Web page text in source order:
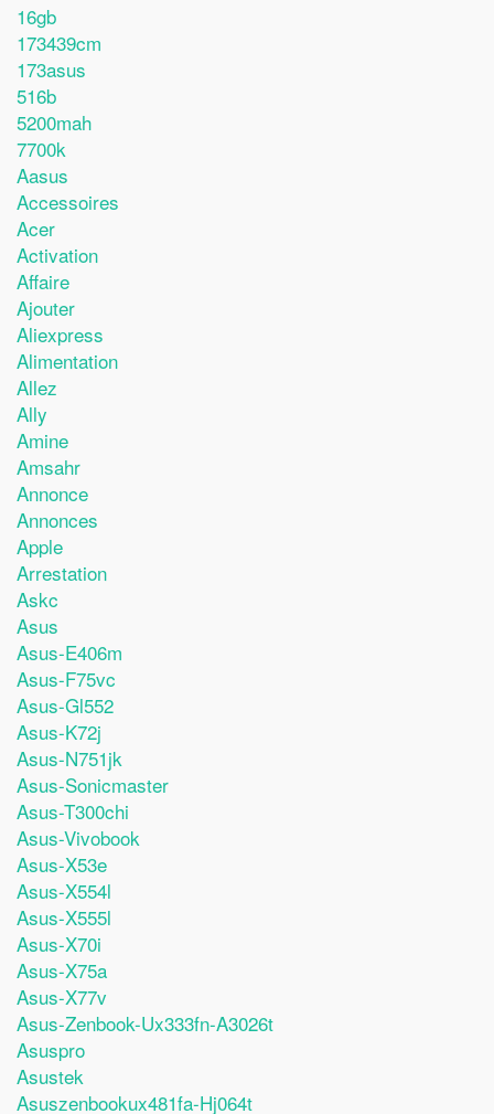
16gb
173439cm
173asus
516b
5200mah
7700k
Aasus
Accessoires
Acer
Activation
Affaire
Ajouter
Aliexpress
Alimentation
Allez
Ally
Amine
Amsahr
Annonce
Annonces
Apple
Arrestation
Askc
Asus
Asus-E406m
Asus-F75vc
Asus-Gl552
Asus-K72j
Asus-N751jk
Asus-Sonicmaster
Asus-T300chi
Asus-Vivobook
Asus-X53e
Asus-X554l
Asus-X555l
Asus-X70i
Asus-X75a
Asus-X77v
Asus-Zenbook-Ux333fn-A3026t
Asuspro
Asustek
Asuszenbookux481fa-Hj064t